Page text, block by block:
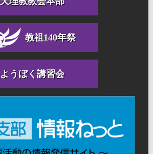
教祖140年祭
ようぼく講習会